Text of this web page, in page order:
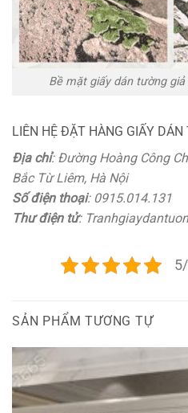
Bề mặt giấy dán tường
LIÊN HỆ ĐẶT HÀNG GIẤY
Địa chỉ: Đường Hoàng Công
Bắc Từ Liêm, Hà Nội
Số điện thoại: 0915.014.131
Thư điện tử:
SẢN PHẨM TƯƠNG TỰ